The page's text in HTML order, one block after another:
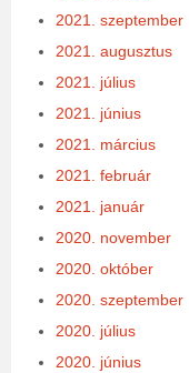
2021. szeptember
2021. augusztus
2021. július
2021. június
2021. március
2021. február
2021. január
2020. november
2020. október
2020. szeptember
2020. július
2020. június